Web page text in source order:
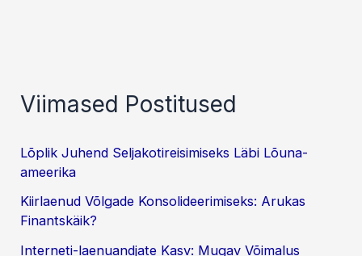
Viimased Postitused
Lõplik Juhend Seljakotireisimiseks Läbi Lõuna-
ameerika
Kiirlaenud Võlgade Konsolideerimiseks: Arukas
Finantskäik?
Interneti-laenuandjate Kasv: Mugav Võimalus